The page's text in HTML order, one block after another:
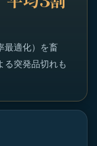
最適化）を畜
る突発品切れも